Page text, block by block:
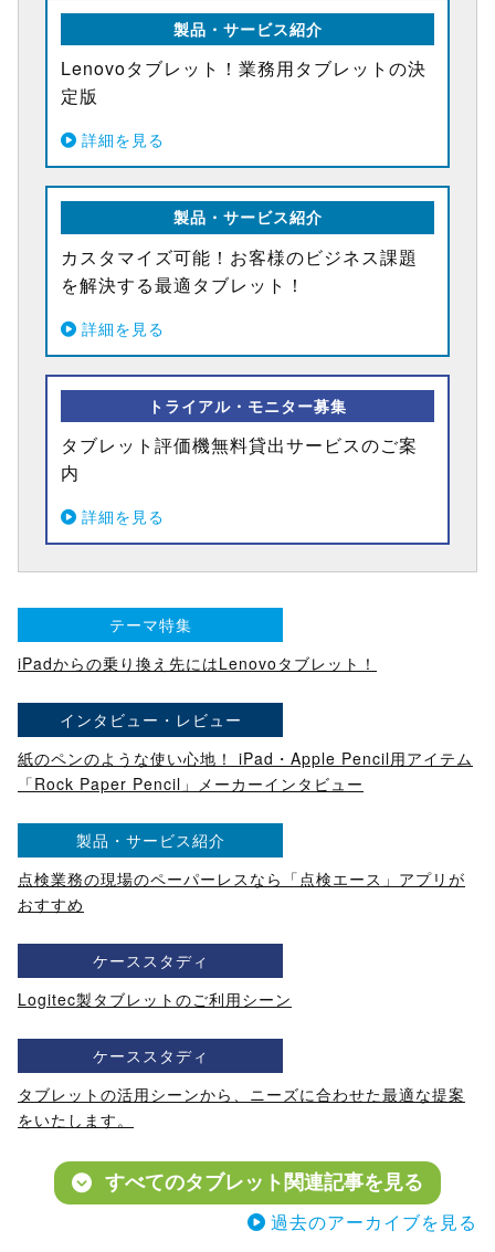
製品・サービス紹介
Lenovoタブレット！業務用タブレットの決
定版
詳細を見る
製品・サービス紹介
カスタマイズ可能！お客様のビジネス課題
を解決する最適タブレット！
詳細を見る
トライアル・モニター募集
タブレット評価機無料貸出サービスのご案
内
詳細を見る
テーマ特集
iPadからの乗り換え先にはLenovoタブレット！
インタビュー・レビュー
紙のペンのような使い心地！ iPad・Apple Pencil用アイテム
「Rock Paper Pencil」メーカーインタビュー
製品・サービス紹介
点検業務の現場のペーパーレスなら「点検エース」アプリが
おすすめ
ケーススタディ
Logitec製タブレットのご利用シーン
ケーススタディ
タブレットの活用シーンから、ニーズに合わせた最適な提案
をいたします。
すべてのタブレット関連記事を見る
過去のアーカイブを見る